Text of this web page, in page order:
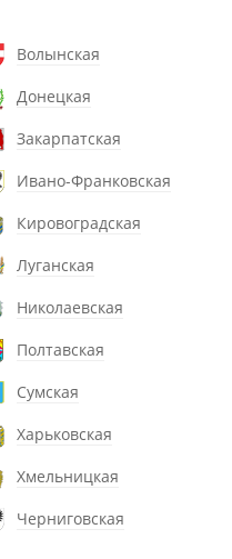
Волынская
Донецкая
Закарпатская
Ивано-Франковская
Кировоградская
Луганская
Николаевская
Полтавская
Сумская
Харьковская
Хмельницкая
Черниговская